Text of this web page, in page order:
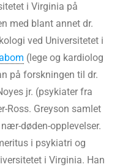
i Virginia på
med blant annet dr.
ved Universitetet i
(lege og kardiolog
på forskningen til dr.
jr. (psykiater fra
Ross. Greyson samlet
døden-opplevelser.
i psykiatri og
i Virginia. Han